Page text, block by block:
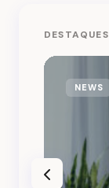
DESTAQUES
NEWS